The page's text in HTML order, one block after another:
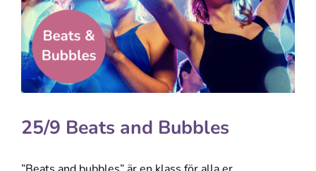
25/9 Beats and Bubbles